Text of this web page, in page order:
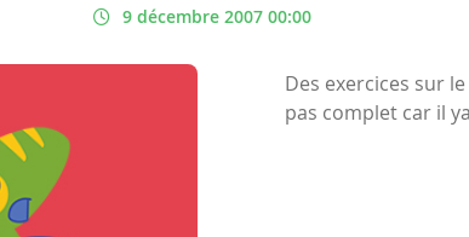
9 décembre 2007 00:00
Des exercices sur
pas complet car il